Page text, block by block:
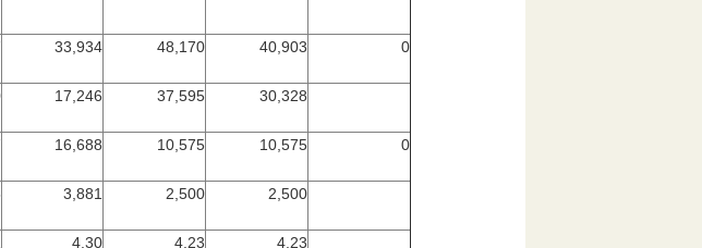
33,934 48,170 40,903 0
17,246 37,595 30,328
16,688 10,575 10,575 0
3,881 2,500 2,500
4.30 4.23 4.23